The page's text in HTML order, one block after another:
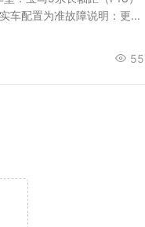
车配置为准故障说明：更...
55